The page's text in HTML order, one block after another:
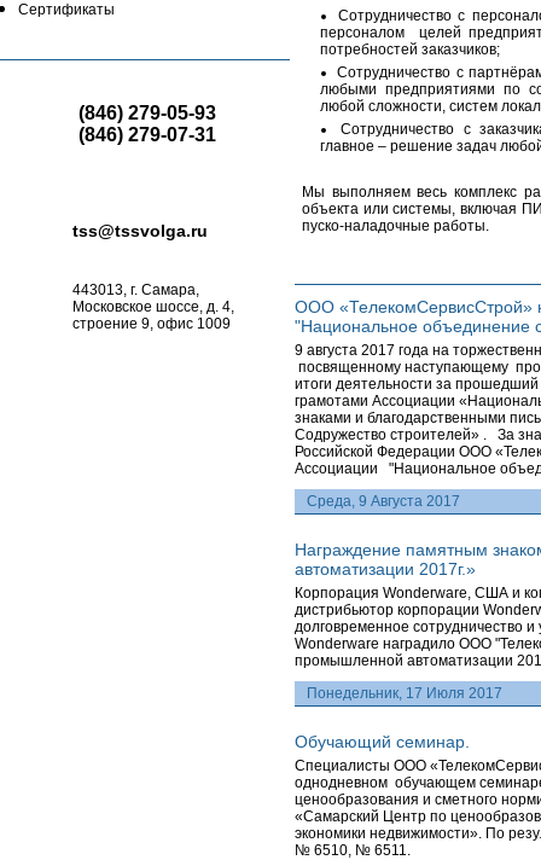
Сертификаты
(846) 279-05-93
(846) 279-07-31
tss@tssvolga.ru
443013, г. Самара,
Московское шоссе, д. 4,
строение 9, офис 1009
Сотрудничество с
персоналом целей
потребностей заказчиков;
Сотрудничество с
любыми предприятиями по
любой сложности, систем
Сотрудничество с
главное – решение задач
Мы выполняем весь комплекс
объекта или системы, включая
пуско-наладочные работы.
ООО «ТелекомСервисСтрой»
"Национальное
9 августа 2017 года на
посвященному наступающему
итоги деятельности за
грамотами Ассоциации
знаками и благодарственными
Содружество строителей» . За
Российской Федерации ООО
Ассоциации "Национальное
Среда, 9 Августа 2017
Награждение памятным
автоматизации 2017г.»
Корпорация Wonderware, США и
дистрибьютор корпорации
долговременное сотрудничество
Wonderware наградило ООО
промышленной автоматизации
Понедельник, 17 Июля 2017
Обучающий семинар.
Специалисты ООО
однодневном обучающем
ценообразования и сметного
«Самарский Центр по
экономики недвижимости». По
№ 6510, № 6511.